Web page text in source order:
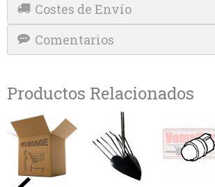
Costes de Envío
Comentarios
Productos Relacionados